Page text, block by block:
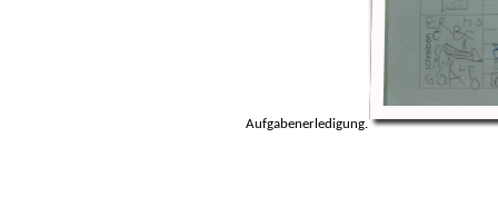
Aufgabenerledigung.